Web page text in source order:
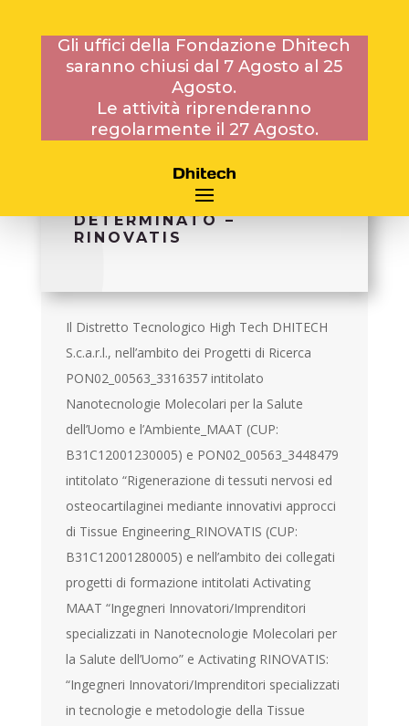
Gli uffici della Fondazione Dhitech
saranno chiusi dal 7 Agosto al 25
Agosto.
Le attività riprenderanno
regolarmente il 27 Agosto.
20 GENNAIO 2014
BANDO DEL 20/01/2014
PROT. 110 PER N. 1
CONTRATTO A TEMPO
DETERMINATO –
RINOVATIS
Il Distretto Tecnologico High Tech DHITECH
S.c.a.r.l., nell’ambito dei Progetti di Ricerca
PON02_00563_3316357 intitolato
Nanotecnologie Molecolari per la Salute
dell’Uomo e l’Ambiente_MAAT (CUP:
B31C12001230005) e PON02_00563_3448479
intitolato “Rigenerazione di tessuti nervosi ed
osteocartilaginei mediante innovativi approcci
di Tissue Engineering_RINOVATIS (CUP:
B31C12001280005) e nell’ambito dei collegati
progetti di formazione intitolati Activating
MAAT “Ingegneri Innovatori/Imprenditori
specializzati in Nanotecnologie Molecolari per
la Salute dell’Uomo” e Activating RINOVATIS:
“Ingegneri Innovatori/Imprenditori specializzati
in tecnologie e metodologie della Tissue